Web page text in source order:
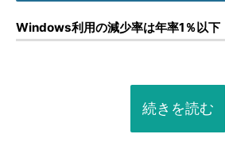
Windows利用の減少率は年率1％以下
続きを読む